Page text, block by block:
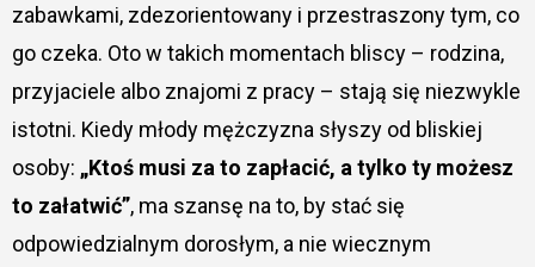
zabawkami, zdezorientowany i przestraszony tym, co
go czeka. Oto w takich momentach bliscy – rodzina,
przyjaciele albo znajomi z pracy – stają się niezwykle
istotni. Kiedy młody mężczyzna słyszy od bliskiej
osoby: „Ktoś musi za to zapłacić, a tylko ty możesz
to załatwić”, ma szansę na to, by stać się
odpowiedzialnym dorosłym, a nie wiecznym